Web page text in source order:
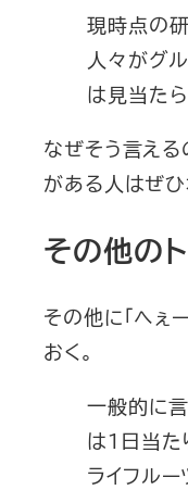
現時点の
人々がグ
は見当たら
なぜそう言える
がある人はぜひ
その他の
その他に「へぇ
おく。
一般的に
は１日当
ライフルー